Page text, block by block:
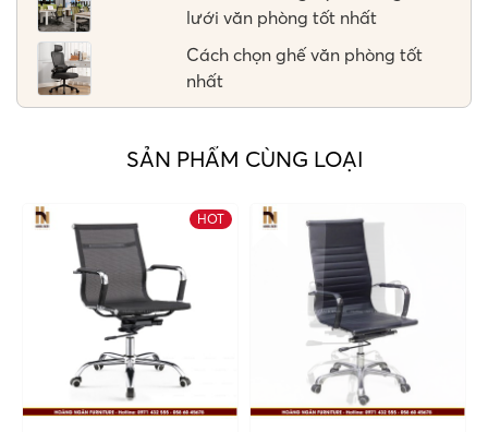
lưới văn phòng tốt nhất
Cách chọn ghế văn phòng tốt
nhất
SẢN PHẨM CÙNG LOẠI
HOT